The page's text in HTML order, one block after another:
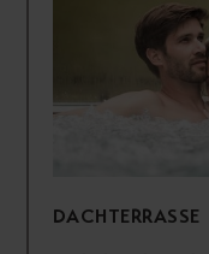
DACHTERRASSE